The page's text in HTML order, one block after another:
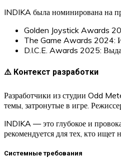
INDIKA была номинирована на
Golden Joystick Awards
The Game Awards 2024:
D.I.C.E. Awards 2025:
⚠️ Контекст разработки
Разработчики из студии Odd
темы, затронутые в игре.
INDIKA — это глубокое и
рекомендуется для тех, кто
Системные требования